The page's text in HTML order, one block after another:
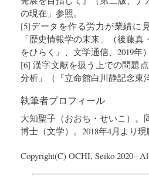
の現在」参照。
[5]データを作る労力が業績に
「歴史情報学の未来」（後藤
をひらく』、文学通信、2019年
[6] 漢字文献を扱う上での問題
分析」（『立命館白川静記念東
執筆者プロフィール
大知聖子（おおち・せいこ）。
博士（文学）。2018年4月より
Copyright(C) OCHI, Seiko 2020–